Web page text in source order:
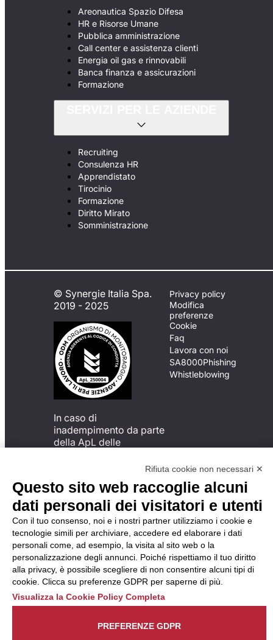
Areonautica Spazio Difesa
HR e Risorse Umane
Pubblica amministrazione
Call center e assistenza clienti
Energia oil gas e rinnovabili
Banca finanza e assicurazioni
Formazione
Recruiting
Consulenza HR
Apprendistato
Tirocinio
Formazione
Diritto Mirato
Somministrazione
© Synergie Italia Spa.
2019 - 2025
In caso di
inadempimento da parte
della ApL delle
del Codice di Condotta, è
possibile presentare un
reclamo
all’Organismo di
Monitoraggio utilizzando
una delle modalità
descritte al seguente
indirizzo web
https://odm-
agenzielavoro.it/reclami/ .
Privacy policy
Modifica
preferenze
Cookie
Faq
Lavora con noi
SA8000Phishing
Whistleblowing
Rifiuta cookie non necessari ✕
Questo sito web raccoglie alcuni
dati personali dei visitatori e utenti
Con il tuo consenso, noi e i nostri partner utilizziamo i cookie e
tecnologie simili per archiviare, accedere ed elaborare i dati
personali come, ad esempio, la visita al sito web o la
personalizzazione degli annunci. Poiché rispettiamo il tuo diritto
alla privacy, è possibile scegliere di non consentire alcuni tipi di
cookie. Clicca su preferenze GDPR per saperne di più.
Visualizza la Cookie Policy Completa
PREFERENZE GDPR